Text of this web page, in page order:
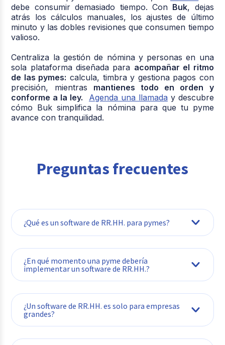
debe consumir demasiado tiempo. Con Buk, dejas
atrás los cálculos manuales, los ajustes de último
minuto y las dobles revisiones que consumen tiempo
valioso.
Centraliza la gestión de nómina y personas en una
sola plataforma diseñada para acompañar el ritmo
de las pymes: calcula, timbra y gestiona pagos con
precisión, mientras mantienes todo en orden y
conforme a la ley.
Agenda una llamada y descubre
cómo Buk simplifica la nómina para que tu pyme
avance con tranquilidad.
Preguntas frecuentes
¿Qué es un software de RR.HH. para pymes?
¿En qué momento una pyme debería
implementar un software de RR.HH.?
¿Un software de RR.HH. es solo para empresas
grandes?